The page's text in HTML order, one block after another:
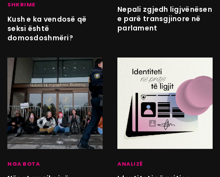
SHKRIME
Kush e ka vendosë që
seksi është
domosdoshmëri?
Nepali zgjedh ligjvënësen
e parë transgjinore në
parlament
NGA BOTA ANALIZË